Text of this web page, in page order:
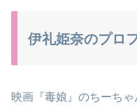
伊礼姫奈のプロ
映画『毒娘』のちーち